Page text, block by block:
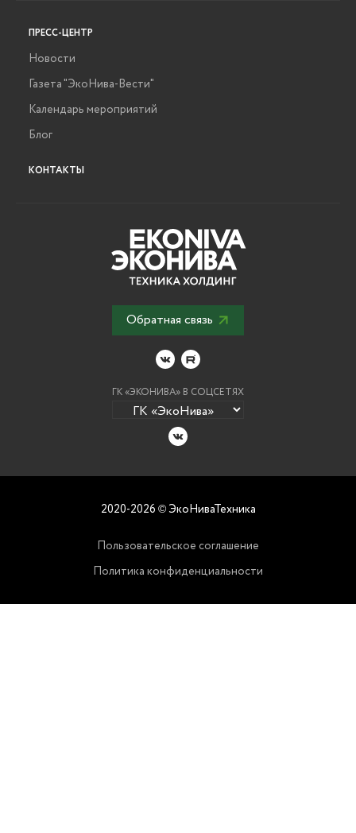
ПРЕСС-ЦЕНТР
Новости
Газета "ЭкоНива-Вести"
Календарь мероприятий
Блог
КОНТАКТЫ
Обратная связь
ГК «ЭКОНИВА» В СОЦСЕТЯХ
2020-2026 ©ЭкоНиваТехника
Пользовательское соглашение
Политика конфиденциальности